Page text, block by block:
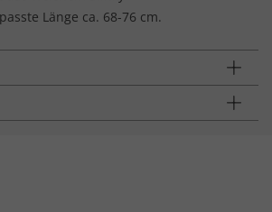
Länge ca. 68-76 cm.